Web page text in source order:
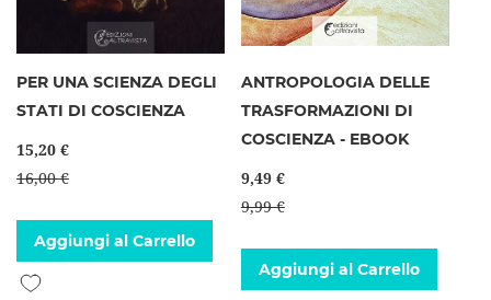
PER UNA SCIENZA DEGLI
STATI DI COSCIENZA
15,20 €
16,00 €
Aggiungi al Carrello
Aggiungi alla lista desideri
ANTROPOLOGIA DELLE
TRASFORMAZIONI DI
COSCIENZA - EBOOK
9,49 €
9,99 €
Aggiungi al Carrello